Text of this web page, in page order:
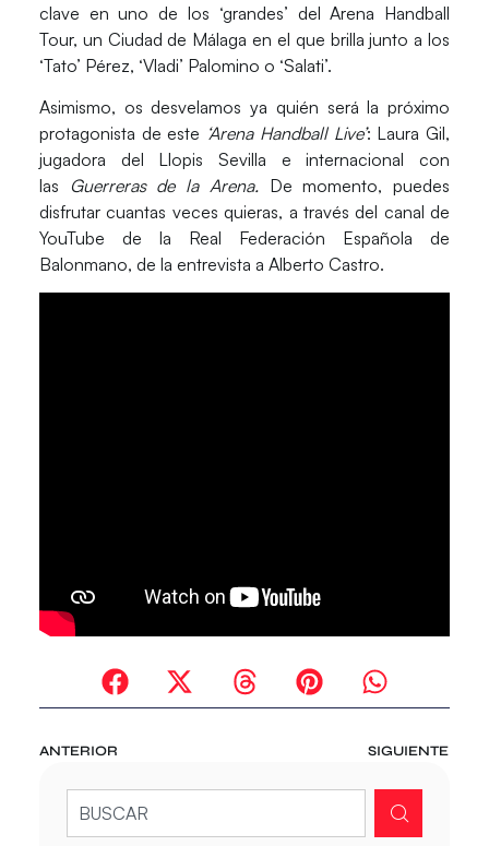
clave en uno de los ‘grandes’ del Arena Handball
Tour, un Ciudad de Málaga en el que brilla junto a los
‘Tato’ Pérez, ‘Vladi’ Palomino o ‘Salati’.
Asimismo, os desvelamos ya quién será la próximo
protagonista de este ‘Arena Handball Live’: Laura Gil,
jugadora del Llopis Sevilla e internacional con
las
Guerreras de la Arena. De momento, puedes
disfrutar cuantas veces quieras, a través del canal de
YouTube de la Real Federación Española de
Balonmano, de la entrevista a Alberto Castro.
ANTERIOR SIGUIENTE